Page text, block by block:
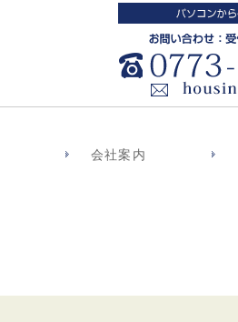
会社案内